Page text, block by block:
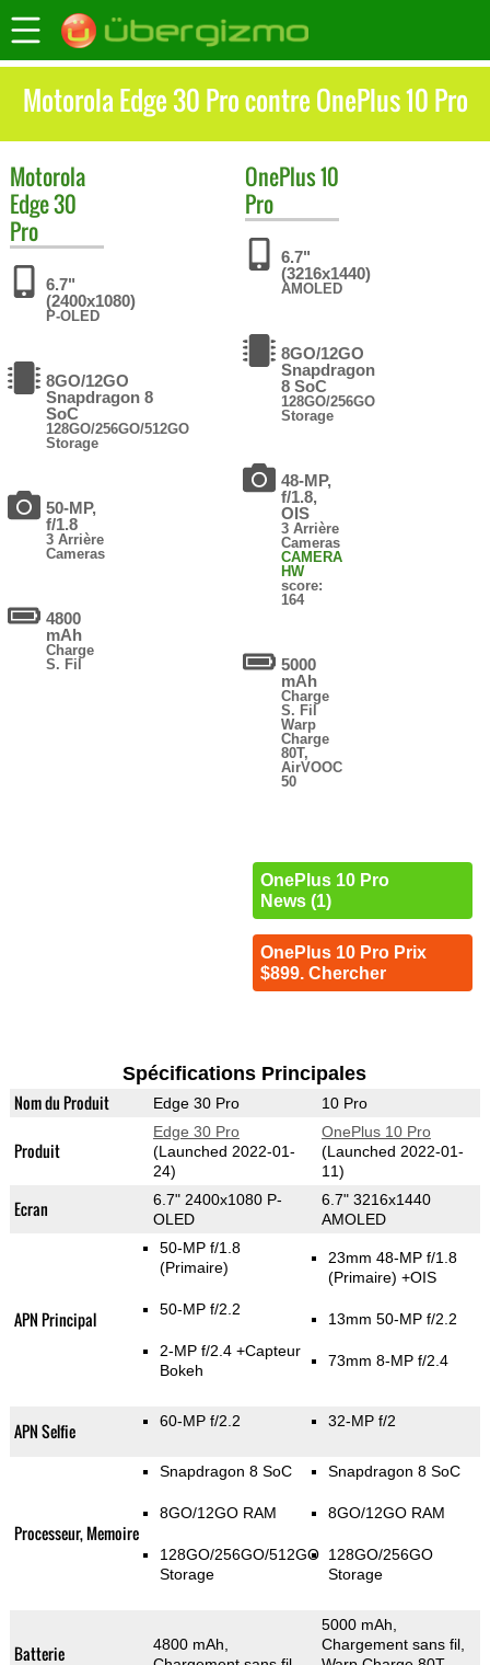
Motorola Edge 30 Pro contre OnePlus 10 Pro
Motorola
Edge 30
Pro
6.7"
(2400x1080)
P-OLED
8GO/12GO
Snapdragon 8
SoC
128GO/256GO/512GO
Storage
50-MP,
f/1.8
3 Arrière
Cameras
4800
mAh
Charge
S. Fil
OnePlus10
Pro
6.7"
(3216x1440)
AMOLED
8GO/12GO
Snapdragon
8 SoC
128GO/256GO
Storage
48-MP,
f/1.8,
OIS
3 Arrière
Cameras
CAMERA
HW
score:
164
5000
mAh
Charge
S. Fil
Warp
Charge
80T,
AirVOOC
50
OnePlus 10 Pro
News (1)
OnePlus 10 Pro Prix
$899. Chercher
Spécifications Principales
Nom du Produit Edge 30 Pro 10 Pro
Produit
Edge 30 Pro
(Launched 2022-01-
24)
OnePlus 10 Pro
(Launched 2022-01-
11)
Ecran
6.7" 2400x1080 P-
OLED
6.7" 3216x1440
AMOLED
APN Principal
50-MP f/1.8
(Primaire)
50-MP f/2.2
2-MP f/2.4 +Capteur
Bokeh
23mm 48-MP f/1.8
(Primaire) +OIS
13mm 50-MP f/2.2
73mm 8-MP f/2.4
APN Selfie 60-MP f/2.2 32-MP f/2
Processeur, Memoire
Snapdragon 8 SoC
8GO/12GO RAM
128GO/256GO/512GO
Storage
Snapdragon 8 SoC
8GO/12GO RAM
128GO/256GO
Storage
Batterie
4800 mAh,
5000 mAh,
Chargement sans fil,